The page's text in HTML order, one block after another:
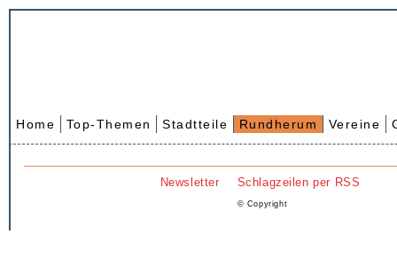
Home Top-Themen Stadtteile Rundherum Vereine
Newsletter Schlagzeilen per RSS
© Copyright